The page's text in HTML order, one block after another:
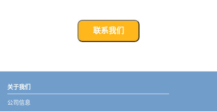
联系我们
关于我们
公司信息